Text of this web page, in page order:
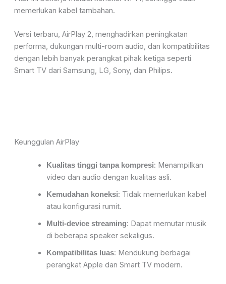
memerlukan kabel tambahan.
Versi terbaru, AirPlay 2, menghadirkan peningkatan
performa, dukungan multi-room audio, dan kompatibilitas
dengan lebih banyak perangkat pihak ketiga seperti
Smart TV dari Samsung, LG, Sony, dan Philips.
Keunggulan AirPlay
Kualitas tinggi tanpa kompresi: Menampilkan
video dan audio dengan kualitas asli.
Kemudahan koneksi: Tidak memerlukan kabel
atau konfigurasi rumit.
Multi-device streaming: Dapat memutar musik
di beberapa speaker sekal igus.
Kompatibilitas luas: Mendukung berbagai
perangkat Apple dan Smart TV modern.